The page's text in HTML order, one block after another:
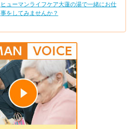
ヒューマンライフケア大蓮の湯で一緒にお仕
事をしてみませんか？